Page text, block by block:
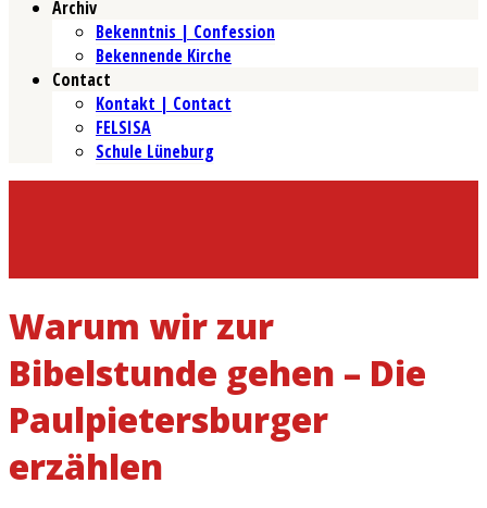
Archiv
Bekenntnis | Confession
Bekennende Kirche
Contact
Kontakt | Contact
FELSISA
Schule Lüneburg
Warum wir zur
Bibelstunde gehen – Die
Paulpietersburger
erzählen